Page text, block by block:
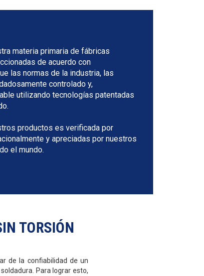
materia primaria de fábricas
de acuerdo con
las normas de la industria, las
controlado y,
utilizando tecnologías patentadas
productos es verificada por
y apreciadas por nuestros
el mundo.
TORSIÓN
de la confiabilidad de un
Para lograr esto,